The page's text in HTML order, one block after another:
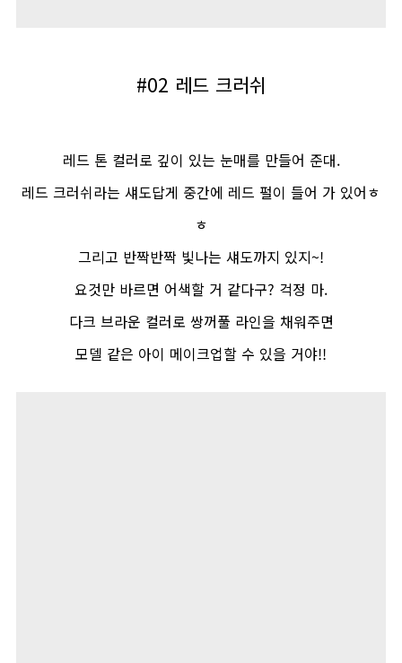
#02 레드 크러쉬
레드 톤 컬러로 깊이 있는 눈매를 만들어 준대.
레드 크러쉬라는 섀도답게 중간에 레드 펄이 들어 가 있어ㅎ
ㅎ
그리고 반짝반짝 빛나는 섀도까지 있지~!
요것만 바르면 어색할 거 같다구? 걱정 마.
다크 브라운 컬러로 쌍꺼풀 라인을 채워주면
모델 같은 아이 메이크업할 수 있을 거야!!